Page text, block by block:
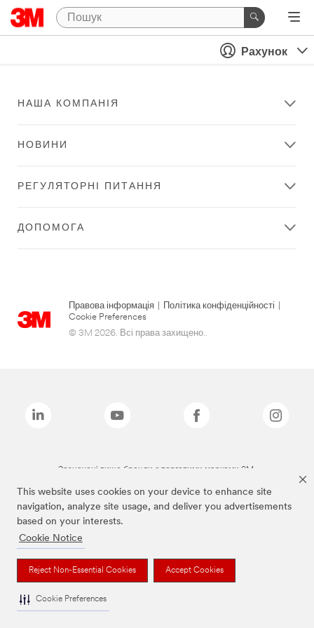
This website uses cookies on your device to enhance site
navigation, analyze site usage, and deliver you advertisements
based on your interests.
Cookie Notice
Reject Non-Essential Cookies Accept Cookies
Cookie Preferences
Рахунок
НАША КОМПАНІЯ
НОВИНИ
РЕГУЛЯТОРНІ ПИТАННЯ
ДОПОМОГА
Правова інформація Політика конфіденційності
Cookie Preferences
© 3M 2026. Всі права захищено..
Зазначені вище бренди є торговими марками 3M.